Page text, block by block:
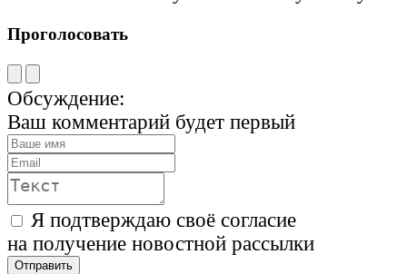
Проголосовать
Обсуждение:
Ваш комментарий будет первый
Я подтверждаю своё согласие
на получение новостной рассылки